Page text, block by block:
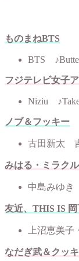
ものまねBTS
BTS
フジテレビ女子
Niziu ♪Take
ノブ＆フッキー
古田新太
みはる・ミラク
中島みゆ
友近、THIS IS 岡
上沼恵美子
なだぎ武＆クッキ